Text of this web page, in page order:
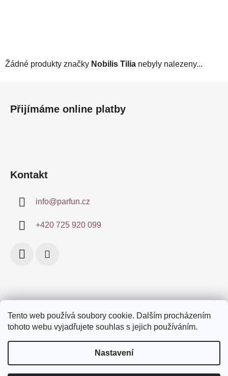
Tento web používá soubory cookie. Dalším procházením
tohoto webu vyjadřujete souhlas s jejich používáním.
Nastavení
Žádné produkty značky Nobilis Tilia nebyly nalezeny...
Přijímáme online platby
Kontakt
info@parfun.cz
+420 725 920 099
Obchodní podmínky Certifikace
Doprava a platby
Podmínky ochrany osobních údajů